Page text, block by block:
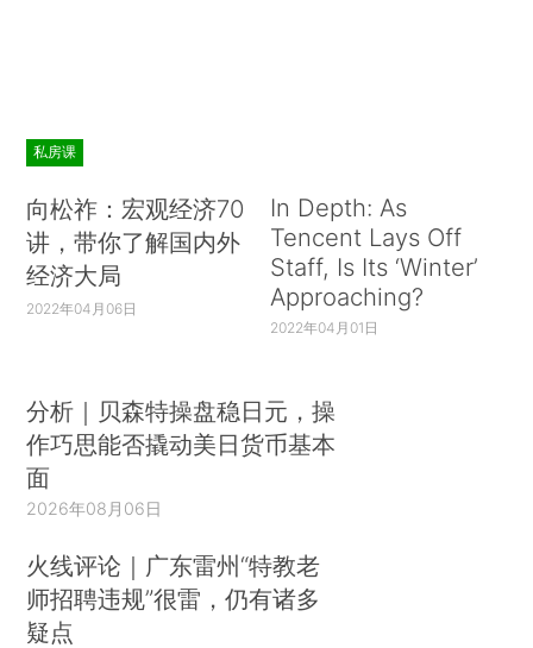
私房课
向松祚：宏观经济70
讲，带你了解国内外
经济大局
2022年04月06日
In Depth: As
Tencent Lays Off
Staff, Is Its ‘Winter’
Approaching?
2022年04月01日
分析｜贝森特操盘稳日元，操
作巧思能否撬动美日货币基本
面
2026年08月06日
火线评论｜广东雷州“特教老
师招聘违规”很雷，仍有诸多
疑点